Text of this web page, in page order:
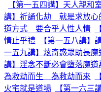
【第一五四講】天人親和
講】祈誦化劫 就是求放心
道方式 要合乎人性人情
情止乎禮
【第一五八講】
一五九講】炫奇惑眾助長
講】淫念不斷必會墮落魔道
為救劫而生 為救劫而來
火宅就是道場
【第一六